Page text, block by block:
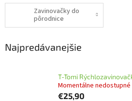
Zavinovačky do
pôrodnice
Najpredávanejšie
T-Tomi
Momentálne nedostupné
€25,90